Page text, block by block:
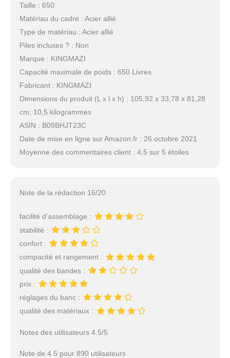
Taille : 650
Matériau du cadre : Acier allié
Type de matériau : Acier allié
Piles incluses ? : Non
Marque : KINGMAZI
Capacité maximale de poids : 650 Livres
Fabricant : KINGMAZI
Dimensions du produit (L x l x h) : 105,92 x 33,78 x 81,28
cm; 10,5 kilogrammes
ASIN : B09BHJT23C
Date de mise en ligne sur Amazon.fr : 26 octobre 2021
Moyenne des commentaires client : 4,5 sur 5 étoiles
Note de la rédaction 16/20
facilité d’assemblage :
stabilité :
confort :
compacité et rangement :
qualité des bandes :
prix :
réglages du banc :
qualité des matériaux :
Notes des utilisateurs 4.5/5
Note de 4.5 pour 890 utilisateurs